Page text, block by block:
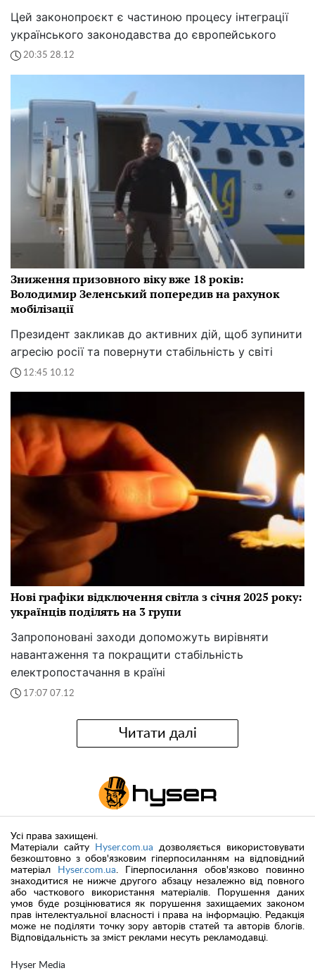
Цей законопроєкт є частиною процесу інтеграції
українського законодавства до європейського
20:35 28.12
Зниження призовного віку вже 18 років:
Володимир Зеленський попередив на рахунок
мобілізації
Президент закликав до активних дій, щоб зупинити
агресію росії та повернути стабільність у світі
12:45 10.12
Нові графіки відключення світла з січня 2025 року:
українців поділять на 3 групи
Запропоновані заходи допоможуть вирівняти
навантаження та покращити стабільність
електропостачання в країні
17:07 07.12
Читати далі
Hyser Media
Усі права захищені.
Матеріали сайту
Hyser.com.ua дозволяється використовувати
безкоштовно з обов'язковим гіперпосиланням на відповідний
матеріал
Hyser.com.ua. Гіперпосилання обов'язково повинно
знаходитися не нижче другого абзацу незалежно від повного
або часткового використання матеріалів. Порушення даних
умов буде розцінюватися як порушення захищаемих законом
прав інтелектуальної власності і права на інформацію. Редакція
може не поділяти точку зору авторів статей та авторів блогів.
Відповідальність за зміст реклами несуть рекламодавці.